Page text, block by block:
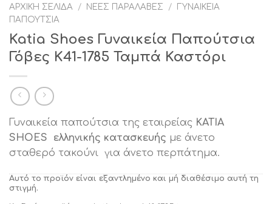
ΑΡΧΙΚΉ ΣΕΛΊΔΑ / ΝΈΕΣ ΠΑΡΑΛΑΒΈΣ /
ΓΥΝΑΙΚΕΊΑ
ΠΑΠΟΎΤΣΙΑ
Katia Shoes Γυναικεία Παπούτσια
Γόβες K41-1785 Ταμπά Καστόρι
Γυναικεία παπούτσια της εταιρείας KATIA
SHOES ελληνικής κατασκευής με άνετο
σταθερό τακούνι για άνετο περπάτημα.
Αυτό το προϊόν είναι εξαντλημένο και μή διαθέσιμο αυτή τη
στιγμή.